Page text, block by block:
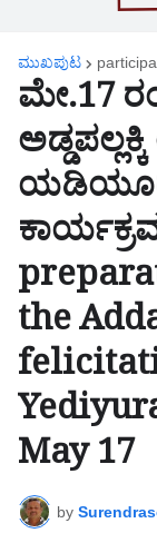
ಮುಖಪುಟ
ಮೇ.17
the
May 17
by